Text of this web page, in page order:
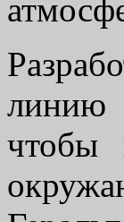
линию
чтобы